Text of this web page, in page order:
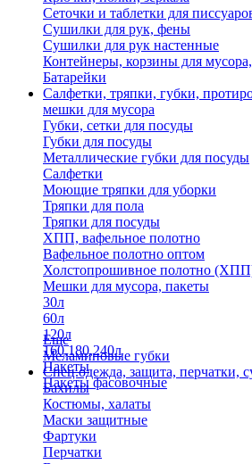
Сеточки и таблетки для
Сушилки для рук, фены
Сушилки для рук настенные
Контейнеры, корзины для
Батарейки
Салфетки, тряпки, губки,
мешки для мусора
Губки, сетки для посуды
Губки для посуды
Металлические губки для посуды
Салфетки
Моющие тряпки для уборки
Тряпки для пола
Тряпки для посуды
ХПП, вафельное полотно
Вафельное полотно оптом
Холстопрошивное полотно
Мешки для мусора, пакеты
30л
60л
120л
160,180,240л
Пакеты
Пакеты фасовочные
Еще
Меламиновые губки
Спец.одежда, защита, перчатки,
Бахилы
Костюмы, халаты
Маски защитные
Фартуки
Перчатки